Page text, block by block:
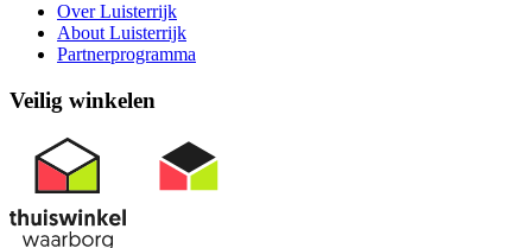
Over Luisterrijk
About Luisterrijk
Partnerprogramma
Veilig winkelen